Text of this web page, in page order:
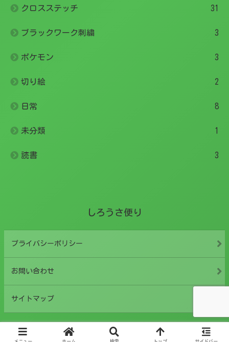
クロスステッチ 31
ブラックワーク刺繍 3
ポケモン 3
切り絵 2
日常 8
未分類 1
読書 3
しろうさ便り
プライバシーポリシー
お問い合わせ
サイトマップ
© 2022 しろうさ便り.